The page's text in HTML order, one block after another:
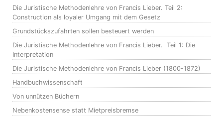
Die Juristische Methodenlehre von Francis Lieber. Teil 2:
Construction als loyaler Umgang mit dem Gesetz
Grundstückszufahrten sollen besteuert werden
Die Juristische Methodenlehre von Francis Lieber. Teil 1: Die
Interpretation
Die Juristische Methodenlehre von Francis Lieber (1800-1872)
Handbuchwissenschaft
Von unnützen Büchern
Nebenkostensense statt Mietpreisbremse